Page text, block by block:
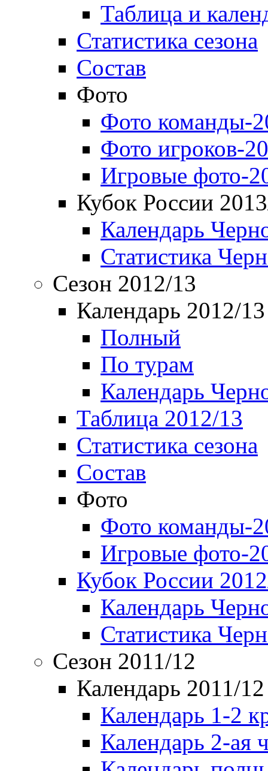
Таблица и
Статистика сезона
Состав
Фото
Фото команды-
Фото игроков-
Игровые фото-
Кубок России
Календарь
Статистика
Сезон 2012/13
Календарь 2012/13
Полный
По турам
Календарь
Таблица 2012/13
Статистика сезона
Состав
Фото
Фото команды-
Игровые фото-
Кубок России
Календарь
Статистика
Сезон 2011/12
Календарь 2011/12
Календарь 1-2
Календарь 2-ая